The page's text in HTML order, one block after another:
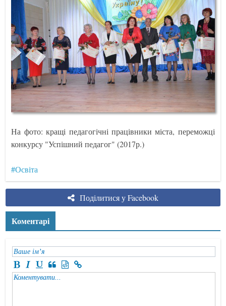
На фото: кращі педагогічні працівники міста, переможці
конкурсу "Успішний педагог" (2017р.)
#Освіта
Поділитися у Facebook
Коментарі